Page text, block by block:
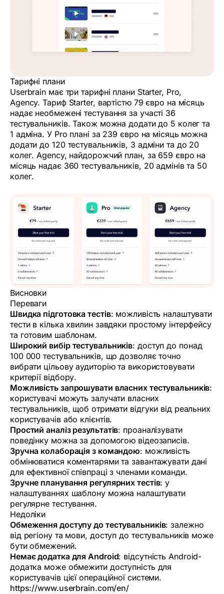
Тарифні плани
Userbrain має три тарифні плани Starter, Pro,
Agency. Тариф Starter, вартістю 79 євро на місяць
надає необмежені тестування за участі 36
тестувальників. Також можна додати до 5 колег та
1 адміна. У Pro плані за 239 євро на місяць можна
додати до 120 тестувальників, 3 адміни та до 20
колег. Agency, найдорожчий план, за 659 євро на
місяць надає 360 тестувальників, 20 адмінів та 50
колег.
Висновки
Переваги
Швидка підготовка тестів: можливість налаштувати
тести в кілька хвилин завдяки простому інтерфейсу
та готовим шаблонам.
Широкий вибір тестувальників: доступ до понад
100 000 тестувальників, що дозволяє точно
вибрати цільову аудиторію та використовувати
критерії відбору.
Можливість запрошувати власних тестувальників:
користувачі можуть залучати власних
тестувальників, щоб отримати відгуки від реальних
користувачів або клієнтів.
Простий аналіз результатів: проаналізувати
поведінку можна за допомогою відеозаписів.
Зручна колаборація з командою: можливість
обмінюватися коментарями та завантажувати дані
для ефективної співпраці з членами команди.
Зручне планування регулярних тестів: у
налаштуваннях шаблону можна налаштувати
регулярне тестування.
Недоліки
Обмеження доступу до тестувальників: залежно
від регіону та мови, доступ до тестувальників може
бути обмежений.
Немає додатка для Android: відсутність Android-
додатка може обмежити доступність для
користувачів цієї операційної системи.
https://www.userbrain.com/en/